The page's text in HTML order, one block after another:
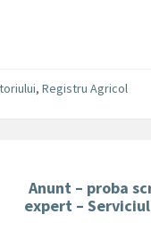
,Registru Agricol
Anunt – proba
expert –